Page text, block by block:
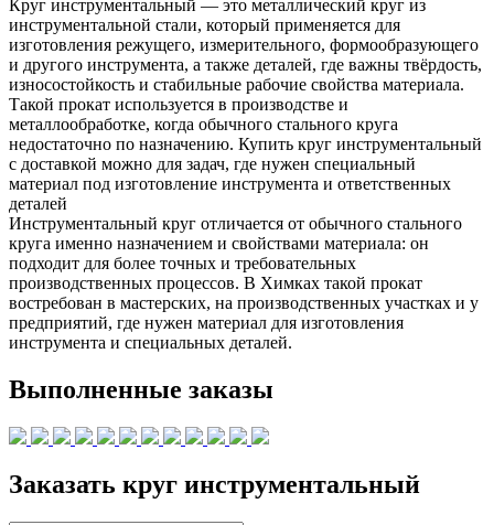
Круг инструментальный — это металлический круг из
инструментальной стали, который применяется для
изготовления режущего, измерительного, формообразующего
и другого инструмента, а также деталей, где важны твёрдость,
износостойкость и стабильные рабочие свойства материала.
Такой прокат используется в производстве и
металлообработке, когда обычного стального круга
недостаточно по назначению. Купить круг инструментальный
с доставкой можно для задач, где нужен специальный
материал под изготовление инструмента и ответственных
деталей
Инструментальный круг отличается от обычного стального
круга именно назначением и свойствами материала: он
подходит для более точных и требовательных
производственных процессов. В Химках такой прокат
востребован в мастерских, на производственных участках и у
предприятий, где нужен материал для изготовления
инструмента и специальных деталей.
Выполненные заказы
Заказать круг инструментальный